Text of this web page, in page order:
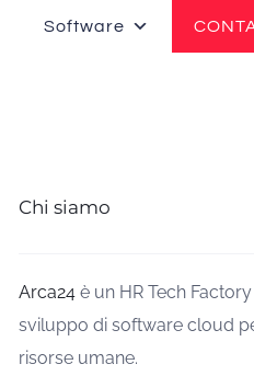
Software
Chi siamo
Arca24 è un HR Tech
sviluppo di software cloud
risorse umane.